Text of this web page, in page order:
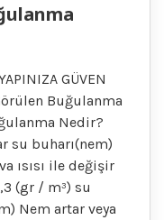
GÜVEN
Buğulanma
Nedir?
su buharı(nem)
ısısı ile değişir
(gr / m³) su
Nem artar veya